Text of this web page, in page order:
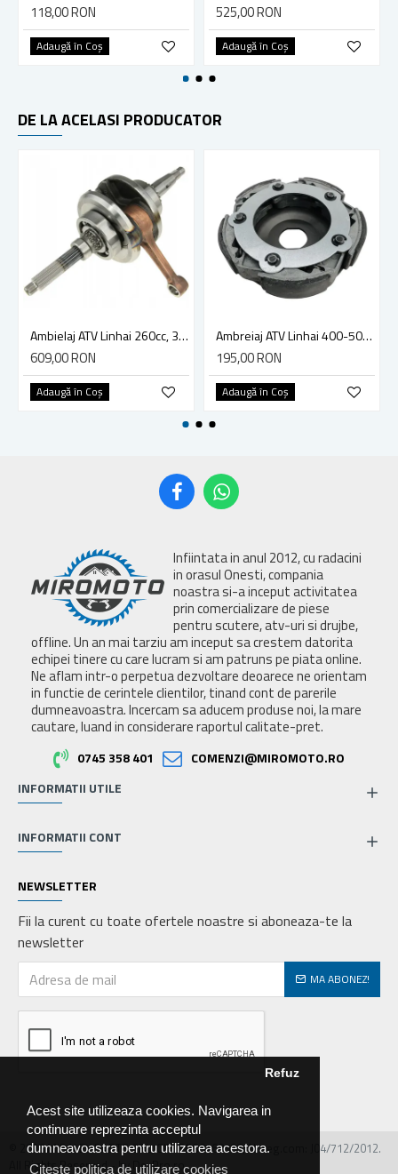
Acest site utilizeaza cookies. Navigarea in
continuare reprezinta acceptul
dumneavoastra pentru utilizarea acestora.
Citeste politica de utilizare cookies
Refuz
118,00 RON
Adaugă în Coş
525,00 RON
Adaugă în Coş
DE LA ACELASI PRODUCATOR
Ambielaj ATV Linhai 260cc, 300cc
609,00 RON
Adaugă în Coş
Ambreiaj ATV Linhai 400-500cc, diametru 160 mm
195,00 RON
Adaugă în Coş
Infiintata in anul 2012, cu radacini
in orasul Onesti, compania
noastra si-a inceput activitatea
prin comercializare de piese
pentru scutere, atv-uri si drujbe,
offline. Un an mai tarziu am inceput sa crestem datorita
echipei tinere cu care lucram si am patruns pe piata online.
Ne aflam intr-o perpetua dezvoltare deoarece ne orientam
in functie de cerintele clientilor, tinand cont de parerile
dumneavoastra. Incercam sa aducem produse noi, la mare
cautare, luand in considerare raportul calitate-pret.
0745 358 401
COMENZI@MIROMOTO.RO
INFORMATII UTILE
INFORMATII CONT
NEWSLETTER
Fii la curent cu toate ofertele noastre si aboneaza-te la
newsletter
MA ABONEZ!
© 2026 MIRALEX PARTS SRL, CIF: RO30468586, Nr.reg.com: J04/712/2012.
All Rights Reserved - by DevPro.ro